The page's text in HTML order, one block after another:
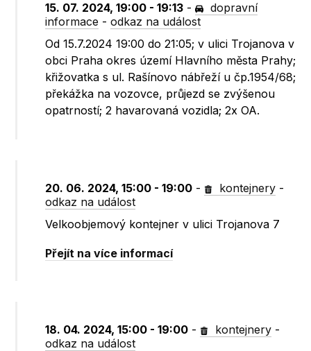
15. 07. 2024, 19:00 - 19:13 -
dopravní
informace -odkaz na událost
Od 15.7.2024 19:00 do 21:05; v ulici Trojanova v
obci Praha okres území Hlavního města Prahy;
křižovatka s ul. Rašínovo nábřeží u čp.1954/68;
překážka na vozovce, průjezd se zvýšenou
opatrností; 2 havarovaná vozidla; 2x OA.
20. 06. 2024, 15:00 - 19:00 - kontejnery -
odkaz na událost
Velkoobjemový kontejner v ulici Trojanova 7
Přejít na více informací
18. 04. 2024, 15:00 - 19:00 - kontejnery -
odkaz na událost